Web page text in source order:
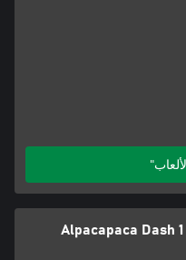
Alpacapaca Dash